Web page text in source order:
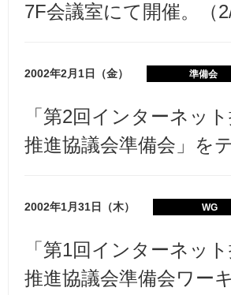
7F会議室にて開催。（2/
2002年2月1日（金） 準備会
「第2回インターネッ
推進協議会準備会」を
2002年1月31日（木） WG
「第1回インターネッ
推進協議会準備会ワー